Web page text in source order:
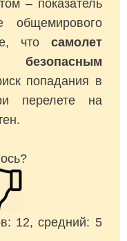
– показатель
что самолет
попадания в
перелете на
12, средний: 5